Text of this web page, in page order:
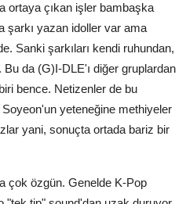
ortaya çıkan işler bambaşka
şarkı yazan idoller var ama
Sanki şarkıları kendi ruhundan,
da (G)I-DLE'ı diğer gruplardan
bence. Netizenler de bu
yeteneğine methiyeler
yani, sonuçta ortada bariz bir
çok özgün. Genelde K-Pop